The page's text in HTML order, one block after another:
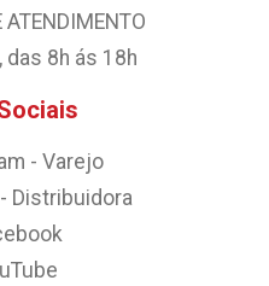
ATENDIMENTO
8h ás 18h
- Varejo
Distribuidora